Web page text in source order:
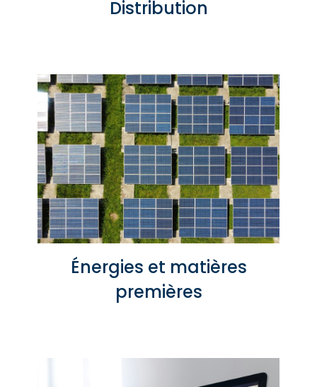
Distribution
Énergies et matières
premières